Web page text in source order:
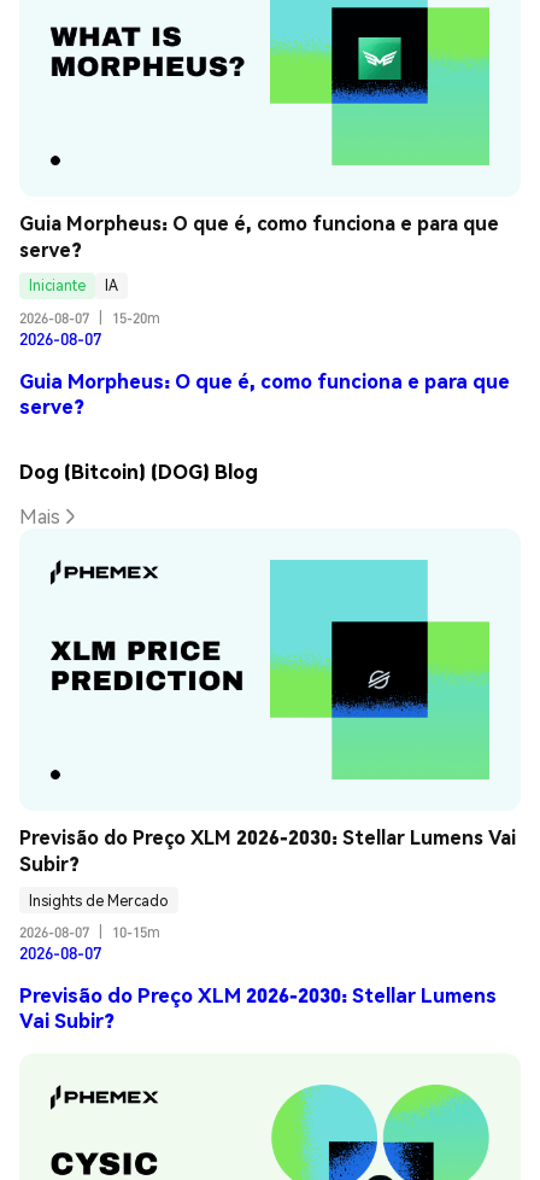
Guia Morpheus: O que é, como funciona e para que
serve?
Iniciante
IA
2026-08-07
15-20m
2026-08-07
Guia Morpheus: O que é, como funciona e para que
serve?
Dog (Bitcoin) (DOG) Blog
Mais
Previsão do Preço XLM 2026-2030: Stellar Lumens Vai
Subir?
Insights de Mercado
2026-08-07
10-15m
2026-08-07
Previsão do Preço XLM 2026-2030: Stellar Lumens
Vai Subir?